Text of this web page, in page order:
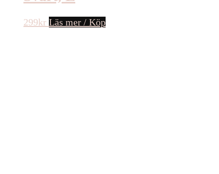
299kr Läs mer / Köp